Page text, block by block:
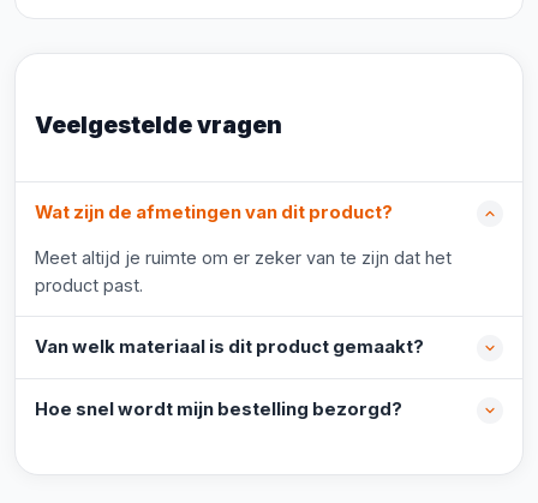
Veelgestelde vragen
Wat zijn de afmetingen van dit product?
Meet altijd je ruimte om er zeker van te zijn dat het
product past.
Van welk materiaal is dit product gemaakt?
Hoe snel wordt mijn bestelling bezorgd?